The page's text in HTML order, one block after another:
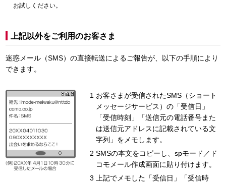
お試しください。
上記以外をご利用のお客さま
迷惑メール（SMS）の直接転送によるご報告が、以下の手順により
できます。
お客さまが受信されたSMS（ショート
メッセージサービス）の「受信日」
「受信時刻」「送信元の電話番号また
は送信元アドレスに記載されている文
字列」をメモします。
SMSの本文をコピーし、spモード／ド
コモメール作成画面に貼り付けます。
上記でメモした「受信日」「受信時